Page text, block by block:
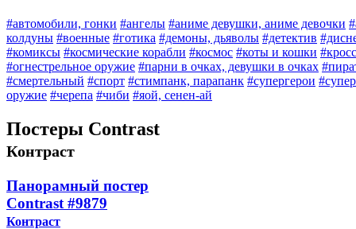
#автомобили, гонки #ангелы #аниме девушки, аниме девочки
колдуны #военные #готика #демоны, дьяволы #детектив
#комиксы #космические корабли #космос #коты и кошки
#огнестрельное оружие #парни в очках, девушки в очках
#смертельный #спорт #стимпанк, парапанк #супергерои
оружие #черепа #чиби #яой, сенен-ай
Постеры Contrast
Контраст
Панорамный постер
Contrast #9879
Контраст